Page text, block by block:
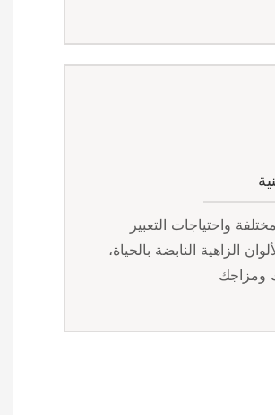
واحتياجات التعبير
الزاهية النابضة بالحياة،